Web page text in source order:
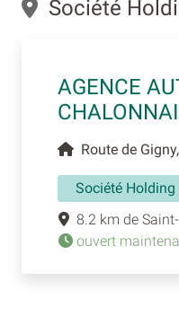
Société
AGENCE
Route de
Société Holding
8.2 km de
ouvert